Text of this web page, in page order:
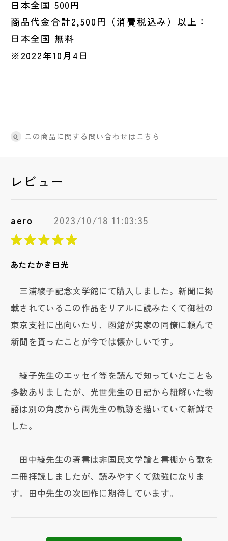
日本全国 500円
商品代金合計2,500円（消費税込み）以上：
日本全国 無料
※2022年10月4日
Q この商品に関する問い合わせはこちら
レビュー
aero 2023/10/18 11:03:35
あたたかき日光
三浦綾子記念文学館にて購入しました。新聞に掲
載されているこの作品をリアルに読みたくて御社の
東京支社に出向いたり、函館が実家の同僚に頼んで
新聞を貰ったことが今では懐かしいです。
綾子先生のエッセイ等を読んで知っていたことも
多数ありましたが、光世先生の日記から紐解いた物
語は別の角度から両先生の軌跡を描いていて新鮮で
した。
田中綾先生の著書は非国民文学論と書棚から歌を
二冊拝読しましたが、読みやすくて勉強になりま
す。田中先生の次回作に期待しています。